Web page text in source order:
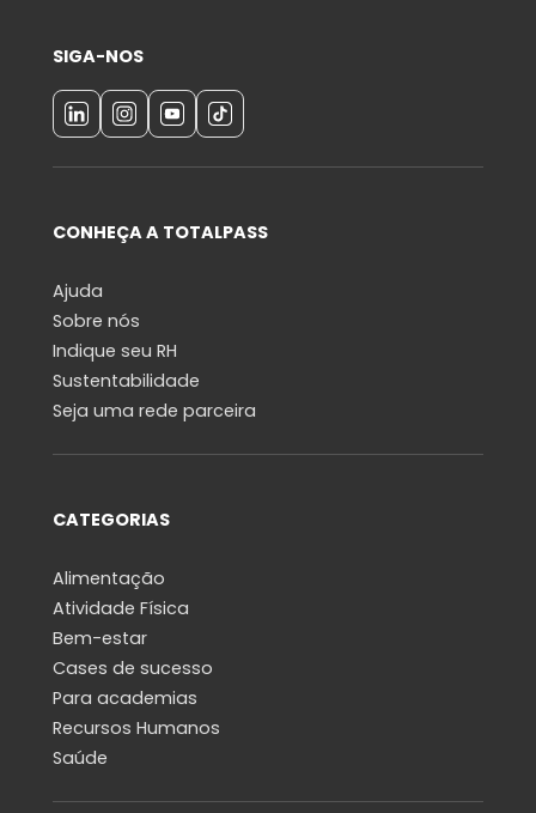
SIGA-NOS
CONHEÇA A TOTALPASS
Ajuda
Sobre nós
Indique seu RH
Sustentabilidade
Seja uma rede parceira
CATEGORIAS
Alimentação
Atividade Física
Bem-estar
Cases de sucesso
Para academias
Recursos Humanos
Saúde